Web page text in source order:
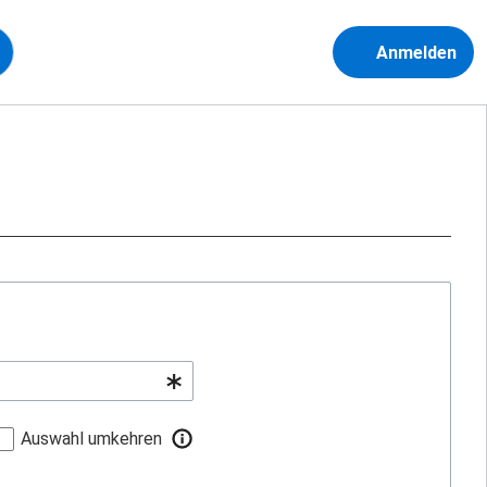
Anmelden
Auswahl umkehren